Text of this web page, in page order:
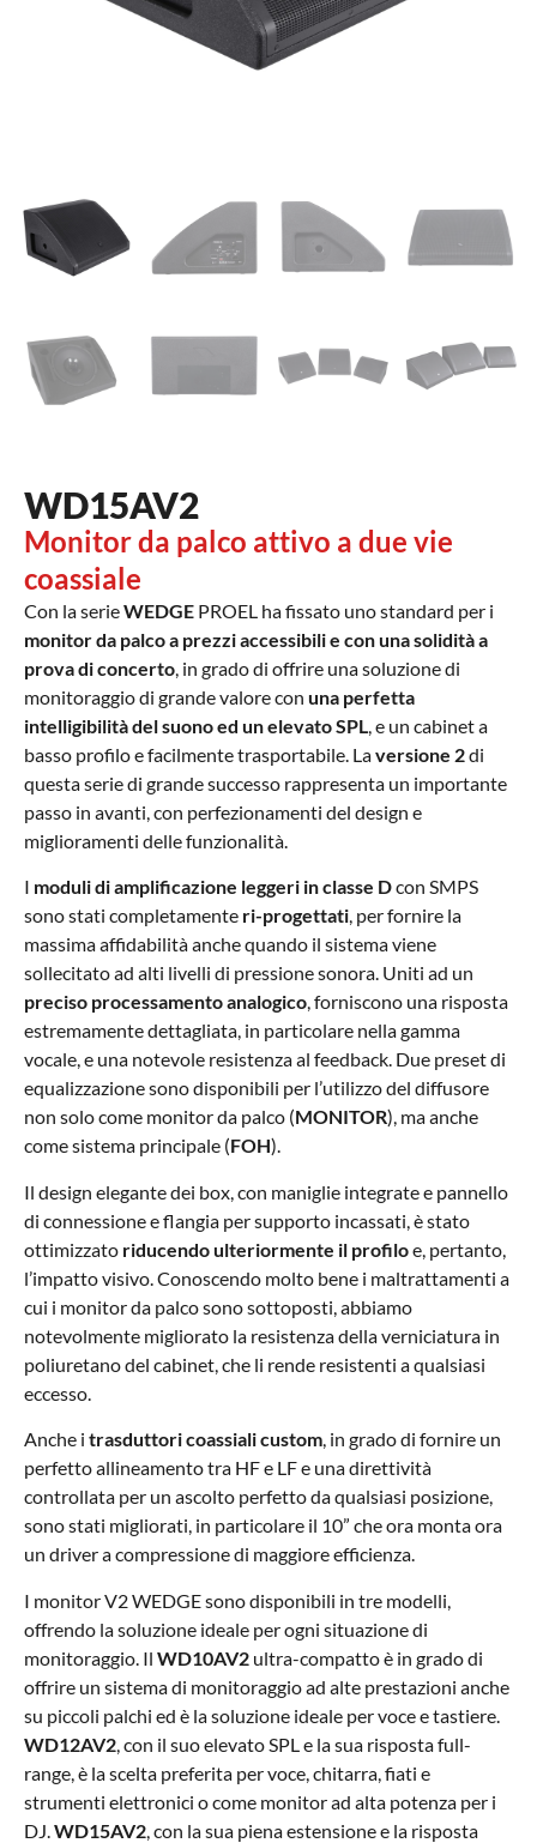
WD15AV2
Monitor da palco attivo a due vie
coassiale
Con la serieWEDGE PROEL ha fissato uno standard per i
monitor da palco a prezzi accessibili e con una solidità a
prova di concerto, in grado di offrire una soluzione di
monitoraggio di grande valore con una perfetta
intelligibilità del suono ed un elevato SPL, e un cabinet a
basso profilo e facilmente trasportabile. Laversione 2di
questa serie di grande successo rappresenta un importante
passo in avanti, con perfezionamenti del design e
miglioramenti delle funzionalità.
I moduli di amplificazione leggeri in classe Dcon SMPS
sono stati completamente ri-progettati, per fornire la
massima affidabilità anche quando il sistema viene
sollecitato ad alti livelli di pressione sonora. Uniti ad un
preciso processamento analogico, forniscono una risposta
estremamente dettagliata, in particolare nella gamma
vocale, e una notevole resistenza al feedback. Due preset di
equalizzazione sono disponibili per l’utilizzo del diffusore
non solo come monitor da palco (MONITOR), ma anche
come sistema principale (FOH).
Il design elegante dei box, con maniglie integrate e pannello
di connessione e flangia per supporto incassati, è stato
ottimizzato riducendo ulteriormente il profiloe, pertanto,
l’impatto visivo. Conoscendo molto bene i maltrattamenti a
cui i monitor da palco sono sottoposti, abbiamo
notevolmente migliorato la resistenza della verniciatura in
poliuretano del cabinet, che li rende resistenti a qualsiasi
eccesso.
Anche i trasduttori coassiali custom, in grado di fornire un
perfetto allineamento tra HF e LF e una direttività
controllata per un ascolto perfetto da qualsiasi posizione,
sono stati migliorati, in particolare il 10” che ora monta ora
un driver a compressione di maggiore efficienza.
I monitor V2 WEDGE sono disponibili in tre modelli,
offrendo la soluzione ideale per ogni situazione di
monitoraggio. Il WD10AV2 ultra-compatto è in grado di
offrire un sistema di monitoraggio ad alte prestazioni anche
su piccoli palchi ed è la soluzione ideale per voce e tastiere.
WD12AV2 , con il suo elevato SPL e la sua risposta full-
range, è la scelta preferita per voce, chitarra, fiati e
strumenti elettronici o come monitor ad alta potenza per i
DJ. WD15AV2 , con la sua piena estensione e la risposta